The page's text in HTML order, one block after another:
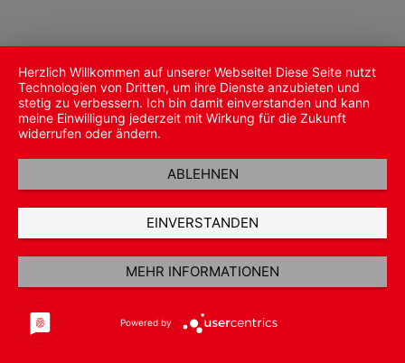
Herzlich Willkommen auf unserer Webseite! Diese Seite nutzt
Technologien von Dritten, um ihre Dienste anzubieten und
stetig zu verbessern. Ich bin damit einverstanden und kann
meine Einwilligung jederzeit mit Wirkung für die Zukunft
widerrufen oder ändern.
ABLEHNEN
EINVERSTANDEN
MEHR INFORMATIONEN
Powered by